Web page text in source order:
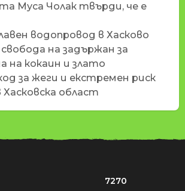
Муса Чолак твърди, че е
водопровод в Хасково
на задържан за
на кокаин и злато
за жеги и екстремен риск
област
7270